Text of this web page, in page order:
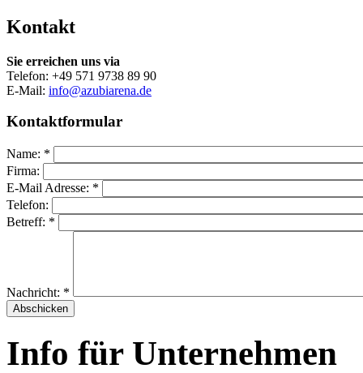
Kontakt
Sie erreichen uns via
Telefon: +49 571 9738 89 90
E-Mail: info@azubiarena.de
Kontaktformular
Name: *
Firma:
E-Mail Adresse: *
Telefon:
Betreff: *
Nachricht: *
Info für Unternehmen